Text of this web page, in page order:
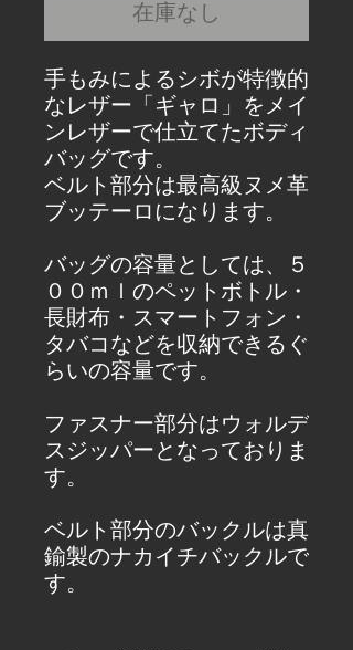
在庫なし
手もみによるシボが特徴的
なレザー「ギャロ」をメイ
ンレザーで仕立てたボディ
バッグです。
ベルト部分は最高級ヌメ革
ブッテーロになります。
バッグの容量としては、５
００ｍｌのペットボトル・
長財布・スマートフォン・
タバコなどを収納できるぐ
らいの容量です。
ファスナー部分はウォルデ
スジッパーとなっておりま
す。
ベルト部分のバックルは真
鍮製のナカイチバックルで
す。